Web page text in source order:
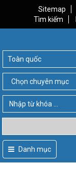
Sitemap
Tìm kiếm
Danh mục